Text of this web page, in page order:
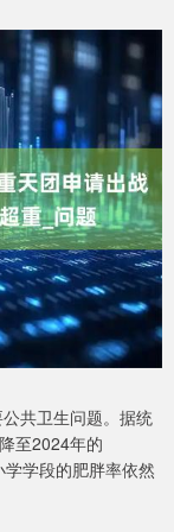
共卫生问题。据统
至2024年的
学段的肥胖率依然